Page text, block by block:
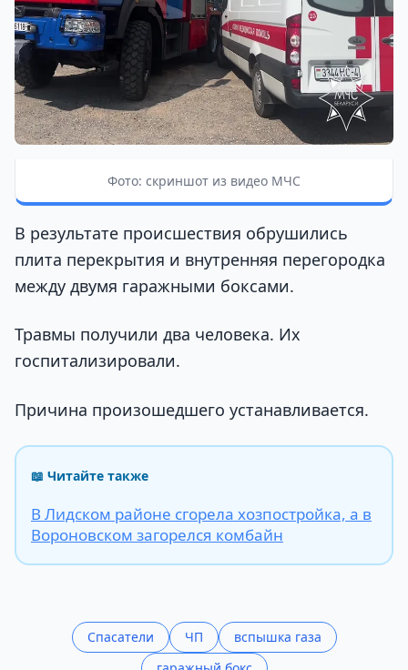
Фото: скриншот из видео МЧС
В результате происшествия обрушились
плита перекрытия и внутренняя перегородка
между двумя гаражными боксами.
Травмы получили два человека. Их
госпитализировали.
Причина произошедшего устанавливается.
📖 Читайте также
В Лидском районе сгорела хозпостройка, а в
Вороновском загорелся комбайн
Спасатели ЧП
вспышка газа